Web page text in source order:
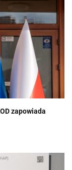
zapowiada